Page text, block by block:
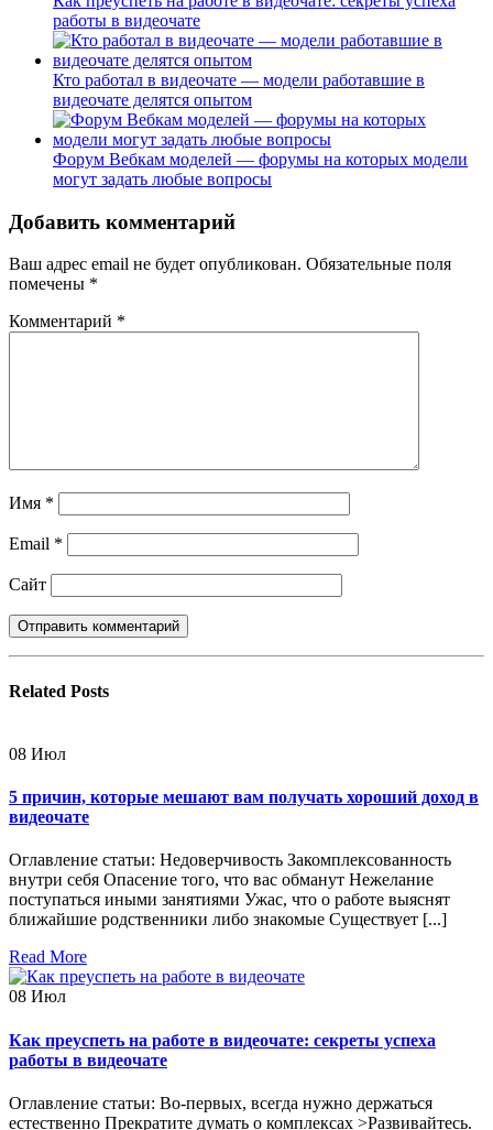
работы в видеочате
Кто работал в видеочате — модели работавшие в
видеочате делятся опытом
Форум Вебкам моделей — форумы на которых модели
могут задать любые вопросы
Добавить комментарий
Ваш адрес email не будет опубликован. Обязательные поля
помечены *
Комментарий *
Имя *
Email *
Сайт
Related Posts
08 Июл
5 причин, которые мешают вам получать хороший доход в
видеочате
Оглавление статьи: Недоверчивость Закомплексованность
внутри себя Опасение того, что вас обманут Нежелание
поступаться иными занятиями Ужас, что о работе выяснят
ближайшие родственники либо знакомые Существует [...]
Read More
08 Июл
Как преуспеть на работе в видеочате: секреты успеха
работы в видеочате
Оглавление статьи: Во-первых, всегда нужно держаться
естественно Прекратите думать о комплексах >Развивайтесь.